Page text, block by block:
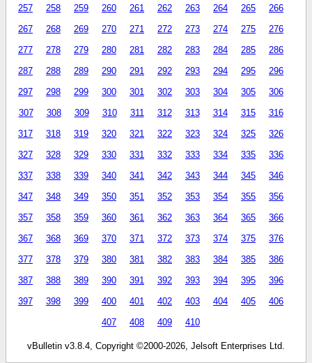
257
258 259 260 261 262 263 264 265
266
267
268 269 270 271 272 273 274 275
276
277
278 279 280 281 282 283 284 285
286
287
288 289 290 291 292 293 294 295
296
297
298 299 300 301 302 303 304 305
306
307
308 309 310 311 312 313 314 315
316
317
318 319 320 321 322 323 324 325
326
327
328 329 330 331 332 333 334 335
336
337
338 339 340 341 342 343 344 345
346
347
348 349 350 351 352 353 354 355
356
357
358 359 360 361 362 363 364 365
366
367
368 369 370 371 372 373 374 375
376
377
378 379 380 381 382 383 384 385
386
387
388 389 390 391 392 393 394 395
396
397
398 399 400 401 402 403 404 405
406
407
408 409 410
vBulletin v3.8.4, Copyright ©2000-2026, Jelsoft Enterprises Ltd.